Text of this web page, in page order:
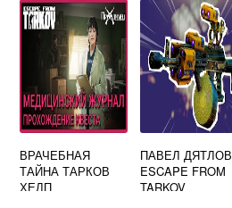
FROM TARKOV
ВРАЧЕБНАЯ
ТАЙНА ТАРКОВ
ХЕЛП
ПАВЕЛ ДЯТЛОВ
ESCAPE FROM
TARKOV